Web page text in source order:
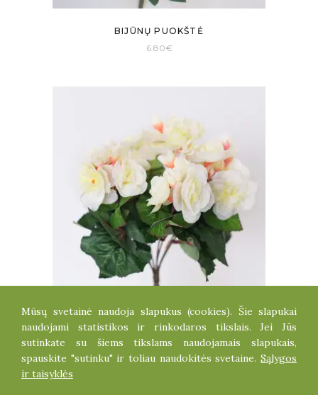
BIJŪNŲ PUOKŠTĖ
6.80€
BEGONIJA
4.80€
Mūsų svetainė naudoja slapukus (cookies). Šie slapukai
naudojami statistikos ir rinkodaros tikslais. Jei Jūs
sutinkate su šiems tikslams naudojamais slapukais,
spauskite "sutinku" ir toliau naudokitės svetaine. Sąlygos
ir taisyklės